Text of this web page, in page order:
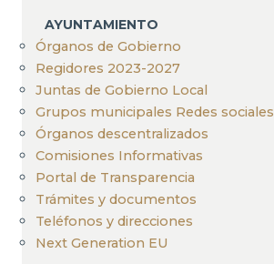
PERFIL
DEL
CONTRATANTE
ANUNCIOS
de
ayuda
a
la
navegación
AYUNTAMIENTO
Órganos de Gobierno
Regidores 2023-2027
Juntas de Gobierno Local
Grupos municipales Redes sociales
Órganos descentralizados
Comisiones Informativas
Portal de Transparencia
Trámites y documentos
Teléfonos y direcciones
Next Generation EU